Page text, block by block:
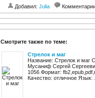
Добавил: Julia
Смотрите также по теме:
Стрелок и маг
Название: Стрелок и маг
Мусаниф Сергей
1056 Формат:
Качество: отличное Язык: